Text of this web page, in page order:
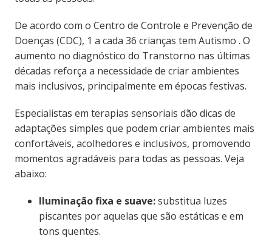
De acordo com o Centro de Controle e Prevenção de
Doenças (CDC), 1 a cada 36 crianças tem Autismo . O
aumento no diagnóstico do Transtorno nas últimas
décadas reforça a necessidade de criar ambientes
mais inclusivos, principalmente em épocas festivas.
Especialistas em terapias sensoriais dão dicas de
adaptações simples que podem criar ambientes mais
confortáveis, acolhedores e inclusivos, promovendo
momentos agradáveis para todas as pessoas. Veja
abaixo:
Iluminação fixa e suave:substitua luzes
piscantes por aquelas que são estáticas e em
tons quentes.